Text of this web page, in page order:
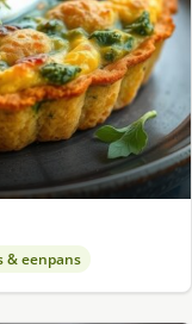
& eenpans